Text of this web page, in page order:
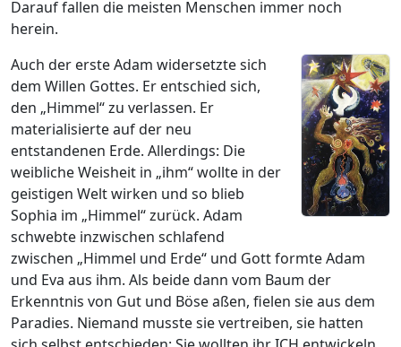
Darauf fallen die meisten Menschen immer noch
herein.
Auch der erste Adam widersetzte sich
dem Willen Gottes. Er entschied sich,
den „Himmel“ zu verlassen. Er
materialisierte auf der neu
entstandenen Erde. Allerdings: Die
weibliche Weisheit in „ihm“ wollte in der
geistigen Welt wirken und so blieb
Sophia im „Himmel“ zurück. Adam
schwebte inzwischen schlafend
zwischen „Himmel und Erde“ und Gott formte Adam
und Eva aus ihm. Als beide dann vom Baum der
Erkenntnis von Gut und Böse aßen, fielen sie aus dem
Paradies. Niemand musste sie vertreiben, sie hatten